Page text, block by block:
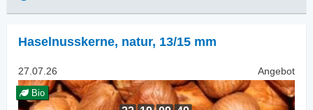
Haselnusskerne, natur, 13/15 mm
27.07.26 Angebot
Bio